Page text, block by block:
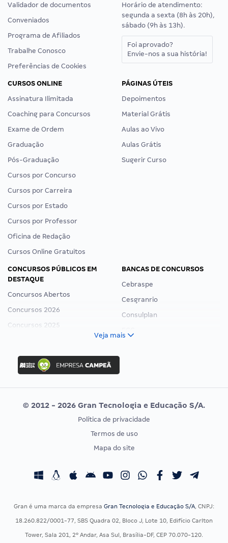
Validador de documentos
Conveniados
Programa de Afiliados
Trabalhe Conosco
Preferências de Cookies
Horário de atendimento:
segunda a sexta (8h às 20h),
sábado (9h às 13h).
Foi aprovado?
Envie-nos a sua história!
CURSOS ONLINE
Assinatura Ilimitada
Coaching para Concursos
Exame de Ordem
Graduação
Pós-Graduação
Cursos por Concurso
Cursos por Carreira
Cursos por Estado
Cursos por Professor
Oficina de Redação
Cursos Online Gratuitos
PÁGINAS ÚTEIS
Depoimentos
Material Grátis
Aulas ao Vivo
Aulas Grátis
Sugerir Curso
CONCURSOS PÚBLICOS EM
DESTAQUE
Concursos Abertos
Concursos 2026
Concursos 2025
Concurso Ibama
Concurso MPU
Editais publicados
BANCAS DE CONCURSOS
Cebraspe
Cesgranrio
Consulplan
Vunesp
CONCURSOS POR PROFISSÃO
Concursos Fiscais
Concursos Saúde
EXAME DE ORDEM
Calendário OAB
Veja mais
© 2012 - 2026 Gran Tecnologia e Educação S/A.
Política de privacidade
Termos de uso
Mapa do site
Gran é uma marca da empresa Gran Tecnologia e Educação S/A, CNPJ:
18.260.822/0001-77, SBS Quadra 02, Bloco J, Lote 10, Edifício Carlton
Tower, Sala 201, 2º Andar, Asa Sul, Brasília-DF, CEP 70.070-120.